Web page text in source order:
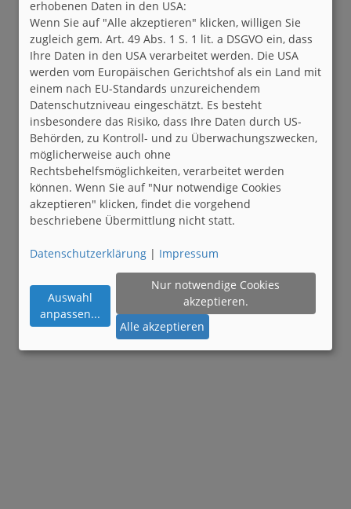
erhobenen Daten in den USA:
Wenn Sie auf "Alle akzeptieren" klicken, willigen Sie
zugleich gem. Art. 49 Abs. 1 S. 1 lit. a DSGVO ein, dass
Ihre Daten in den USA verarbeitet werden. Die USA
werden vom Europäischen Gerichtshof als ein Land mit
einem nach EU-Standards unzureichendem
Datenschutzniveau eingeschätzt. Es besteht
insbesondere das Risiko, dass Ihre Daten durch US-
Behörden, zu Kontroll- und zu Überwachungszwecken,
möglicherweise auch ohne
Rechtsbehelfsmöglichkeiten, verarbeitet werden
können. Wenn Sie auf "Nur notwendige Cookies
akzeptieren" klicken, findet die vorgehend
beschriebene Übermittlung nicht statt.
Datenschutzerklärung | Impressum
Auswahl
anpassen...
Nur notwendige Cookies
akzeptieren.
Alle akzeptieren